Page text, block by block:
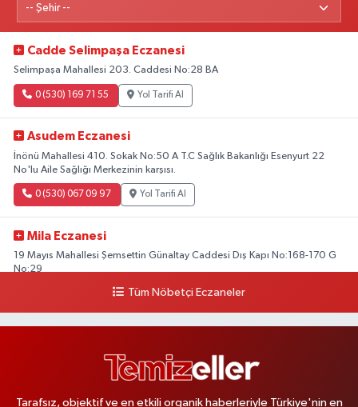
Cadde Selimpaşa Eczanesi
Selimpaşa Mahallesi 203. Caddesi No:28 BA
0 (530) 169 71 55 Yol Tarifi Al
Asudem Eczanesi
İnönü Mahallesi 410. Sokak No:50 A T.C Sağlık Bakanlığı Esenyurt 22
No'lu Aile Sağlığı Merkezinin karşısı.
0 (530) 067 09 97 Yol Tarifi Al
Mila Eczanesi
19 Mayıs Mahallesi Şemsettin Günaltay Caddesi Dış Kapı No:168-170 G
No:29
Yol Tarifi Al
Yahya Kahya Mahallesi Kasımpaşa Bostanı Sokak 18A Mutfak Ekipmanları
Satan Dükkanların Olduğu Caddede Denizbank'ın Karşısı, Albaraka'nın
Tüm Nöbetçi Eczaneler
Tarafsız, objektif ve en etkili organik haberleriyle Türkiye'nin en